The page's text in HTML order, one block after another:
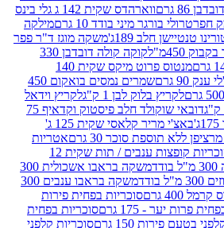
ווארהדס שקית 142 ג גלי בינס
מיני בודד 10 גרם
מילקה
189ג'
משקה מוגז ד"ר פפר
קוקה קולה דובדבן 330
מנטוס פרוט מיקס שקית 140
שמרים נמסים בואקום 450
בלוק לבן 1 ק"ג
לקריץ וידאל
דובאי שוקולד חלב פיסטוק וקדאיף 75
באצ'י מריר קלאסי שקית 125 ג'
סוכר 30 גרם
אטריות
צמר גפן עם סוכריות קופצות ענבים / תות שקית 12
משקה בראבו אשכולית 300
משקה בראבו ענבים 300
סוכריות בפחית פירות
גרם
סוכריות בפחית
150 גרם
סוכריות קלפני